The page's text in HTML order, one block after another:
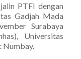
PTFI dengan
Gadjah Mada
Surabaya
Universitas
Numbay.